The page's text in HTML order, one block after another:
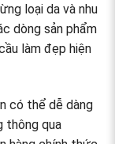
loại da và nhu
dòng sản phẩm
làm đẹp hiện
có thể dễ dàng
thông qua